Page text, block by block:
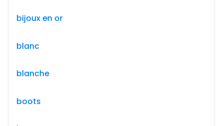
bijoux en or
blanc
blanche
boots